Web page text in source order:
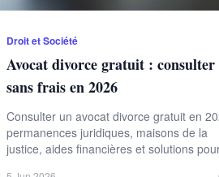
Droit et Société
Avocat divorce gratuit : consulter
sans frais en 2026
Consulter un avocat divorce gratuit en
permanences juridiques, maisons de la
justice, aides financières et solutions